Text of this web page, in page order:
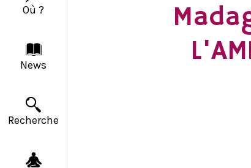
Où ?
News
Recherche